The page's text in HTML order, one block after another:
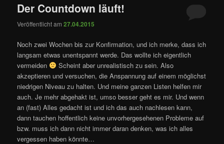
Der Countdown läuft!
Veröffentlicht am27.04.2015
Noch zwei Wochen bis zur Konfirmation, und ich merke, dass ich
langsam etwas unentspannt werde. Das wollte ich eigentlich
vermeiden
Scheint aber unrealistisch zu sein. Also
akzeptieren und versuchen, die Anspannung auf einem möglichst
niedrigen Niveau zu halten. Und meine ganzen Listen helfen mir
auch. Je mehr abgehakt ist, umso besser geht es mir. Und wenn
an (fast) Alles gedacht ist und ich das auch nachlesen kann,
dann tauchen hoffentlich keine unvorhergesehenen Probleme auf
bzw. muss ich dann nicht immer daran denken, was ich alles
vergessen haben könnte…